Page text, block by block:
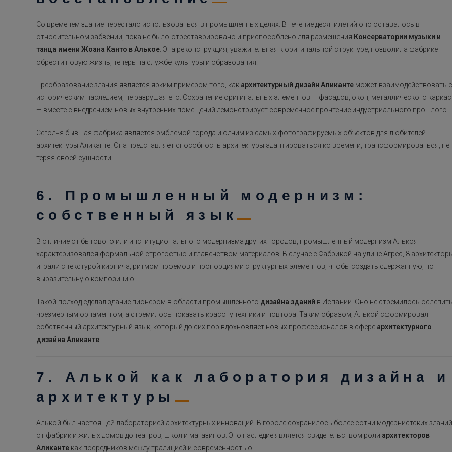
Со временем здание перестало использоваться в промышленных целях. В течение десятилетий оно оставалось в
относительном забвении, пока не было отреставрировано и приспособлено для размещения Консерватории музыки и
танца имени Жоана Канто в Алькое. Эта реконструкция, уважительная к оригинальной структуре, позволила фабрике
обрести новую жизнь, теперь на службе культуры и образования.
Преобразование здания является ярким примером того, как архитектурный дизайн Аликанте может взаимодействовать с
историческим наследием, не разрушая его. Сохранение оригинальных элементов — фасадов, окон, металлического
— вместе с внедрением новых внутренних помещений демонстрирует современное прочтение индустриального прошлого.
Сегодня бывшая фабрика является эмблемой города и одним из самых фотографируемых объектов для любителей
архитектуры Аликанте. Она представляет способность архитектуры адаптироваться ко времени, трансформироваться, не
теряя своей сущности.
6. Промышленный модернизм:
собственный язык
В отличие от бытового или институционального модернизма других городов, промышленный модернизм Алькоя
характеризовался формальной строгостью и главенством материалов. В случае с Фабрикой на улице Агрес, 8
играли с текстурой кирпича, ритмом проемов и пропорциями структурных элементов, чтобы создать сдержанную, но
выразительную композицию.
Такой подход сделал здание пионером в области промышленного дизайна зданий в Испании. Оно не стремилось
чрезмерным орнаментом, а стремилось показать красоту техники и повтора. Таким образом, Алькой сформировал
собственный архитектурный язык, который до сих пор вдохновляет новых профессионалов в сфере архитектурного
дизайна Аликанте.
7. Алькой как лаборатория дизайна и
архитектуры
Алькой был настоящей лабораторией архитектурных инноваций. В городе сохранилось более сотни модернистских
от фабрик и жилых домов до театров, школ и магазинов. Это наследие является свидетельством роли архитекторов
Аликанте как посредников между традицией и современностью.